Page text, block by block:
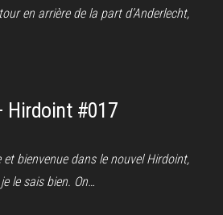
en arrière de la part d’Anderlecht,
Hirdoint #017
bienvenue dans le nouvel Hirdoint,
le sais bien. On…